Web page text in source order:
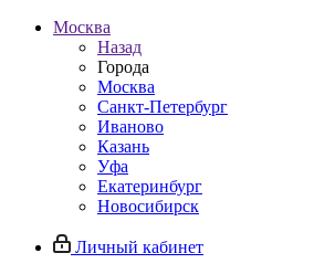
Москва
Назад
Города
Москва
Санкт-Петербург
Иваново
Казань
Уфа
Екатеринбург
Новосибирск
Личный кабинет